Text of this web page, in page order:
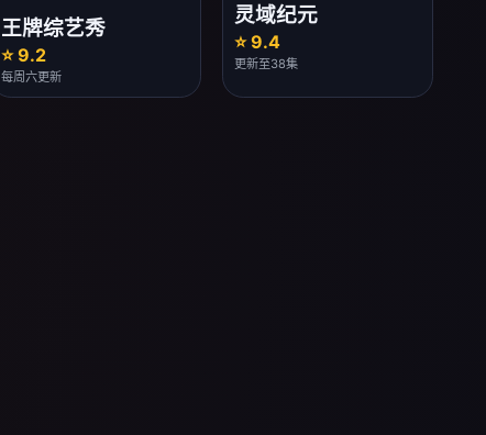
王牌综艺秀
⭐ 9.2
每周六更新
灵域纪元
⭐ 9.4
更新至38集